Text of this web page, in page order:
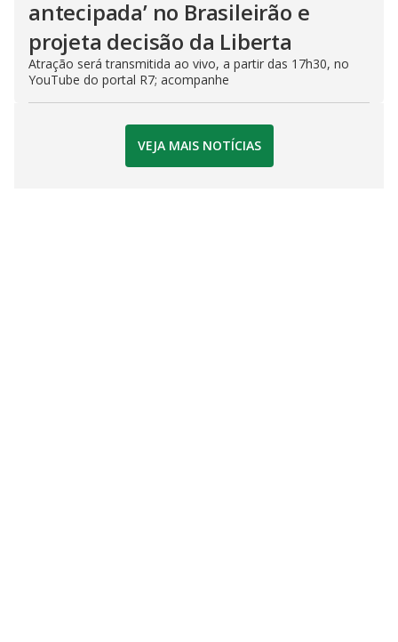
antecipada’ no Brasileirão e
projeta decisão da Liberta
Atração será transmitida ao vivo, a partir das 17h30, no
YouTube do portal R7; acompanhe
VEJA MAIS NOTÍCIAS